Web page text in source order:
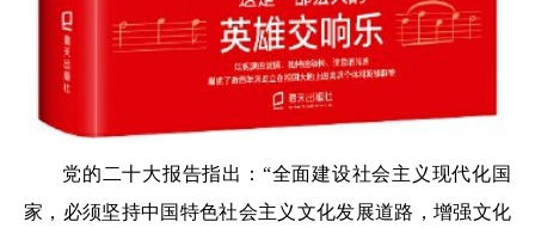
党的二十大报告指出：“全面建设社会主义现代化国
家，必须坚持中国特色社会主义文化发展道路，增强文化